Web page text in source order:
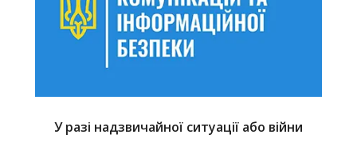
У разі надзвичайної ситуації або війни